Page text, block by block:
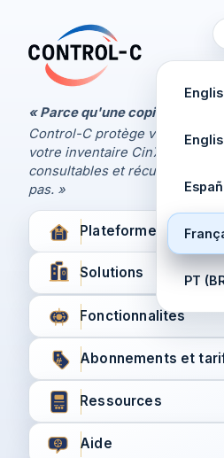
Control-C home
« Parce qu'une copie ne suffit
Control-C protège vos livres
votre inventaire Cin7 et vos
consultables et récupérables
pas. »
PT
Plateforme
Solutions
Fonctionnalités
Abonnements et
Ressources
Aide
Panneau de
Gérez vos
par Control-C
Créer un nouveau